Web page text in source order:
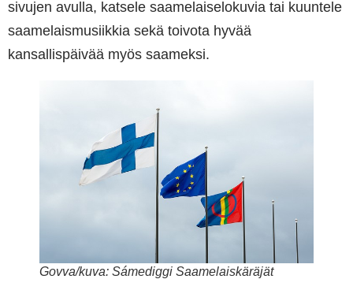
sivujen avulla, katsele saamelaiselokuvia tai kuuntele
saamelaismusiikkia sekä toivota hyvää
kansallispäivää myös saameksi.
Govva/kuva: Sámediggi Saamelaiskäräjät